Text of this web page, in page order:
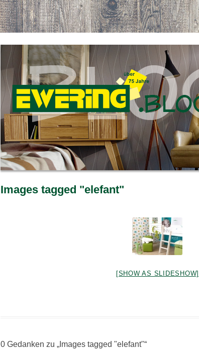
Images tagged "elefant"
[SHOW AS SLIDESHOW]
0 Gedanken zu „ Images tagged "elefant"“